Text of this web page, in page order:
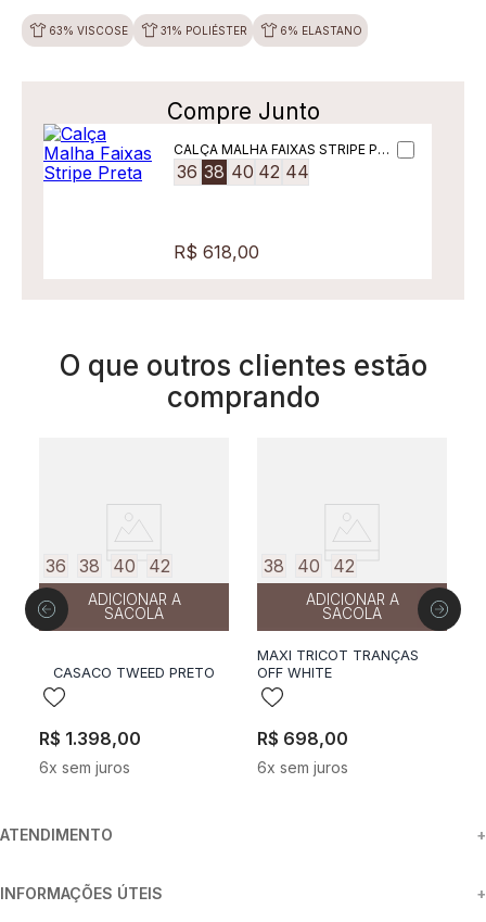
63% VISCOSE 31% POLIÉSTER 6% ELASTANO
Compre Junto
CALÇA MALHA FAIXAS STRIPE PRE
TA
36 38 40 42 44
R$ 618,00
O que outros clientes estão
comprando
36 38 40 42
ADICIONAR A
SACOLA
CASACO TWEED PRETO
R$ 1.398,00
6x sem juros
38 40 42
ADICIONAR A
SACOLA
MAXI TRICOT TRANÇAS
OFF WHITE
R$ 698,00
6x sem juros
ATENDIMENTO +
INFORMAÇÕES ÚTEIS +